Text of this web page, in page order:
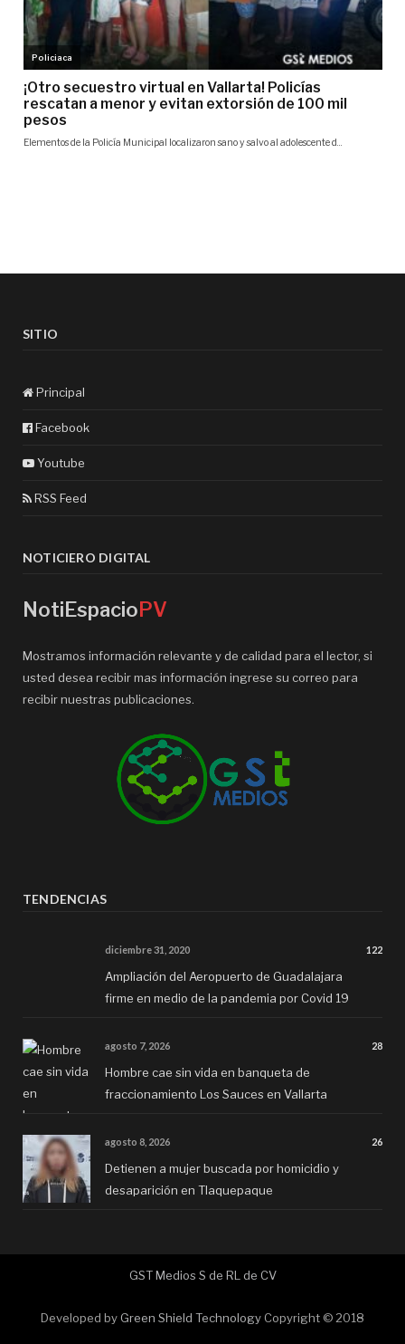
SITIO
Principal
Facebook
Youtube
RSS Feed
NOTICIERO DIGITAL
NotiEspacioPV
Mostramos información relevante y de calidad para el lector, si
usted desea recibir mas información ingrese su correo para
recibir nuestras publicaciones.
TENDENCIAS
diciembre 31, 2020 122
Ampliación del Aeropuerto de Guadalajara
firme en medio de la pandemia por Covid 19
agosto 7, 2026 28
Hombre cae sin vida en banqueta de
fraccionamiento Los Sauces en Vallarta
agosto 8, 2026 26
Detienen a mujer buscada por homicidio y
desaparición en Tlaquepaque
GST Medios S de RL de CV
Developed by Green Shield Technology Copyright © 2018